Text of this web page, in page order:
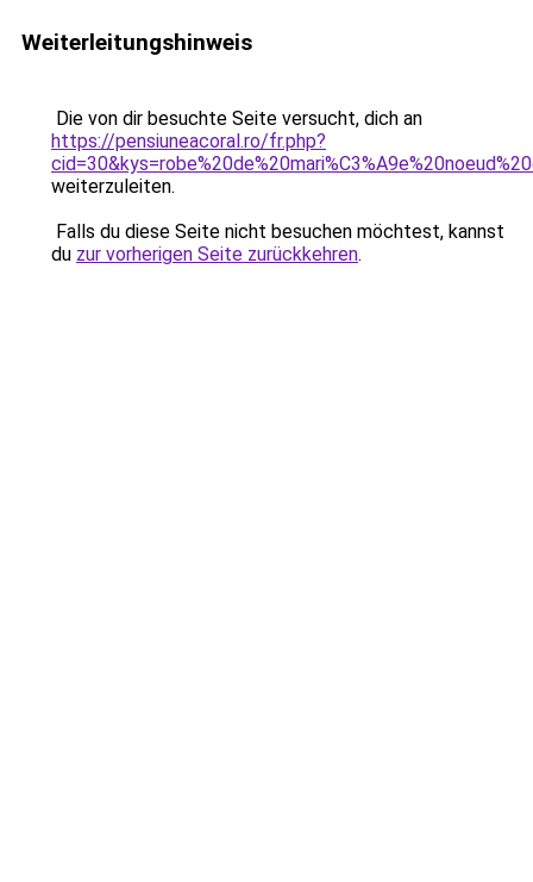
Weiterleitungshinweis
Die von dir besuchte Seite versucht, dich an
https://pensiuneacoral.ro/fr.php?
weiterzuleiten.
Falls du diese Seite nicht besuchen möchtest, kannst
du zur vorherigen Seite zurückkehren.